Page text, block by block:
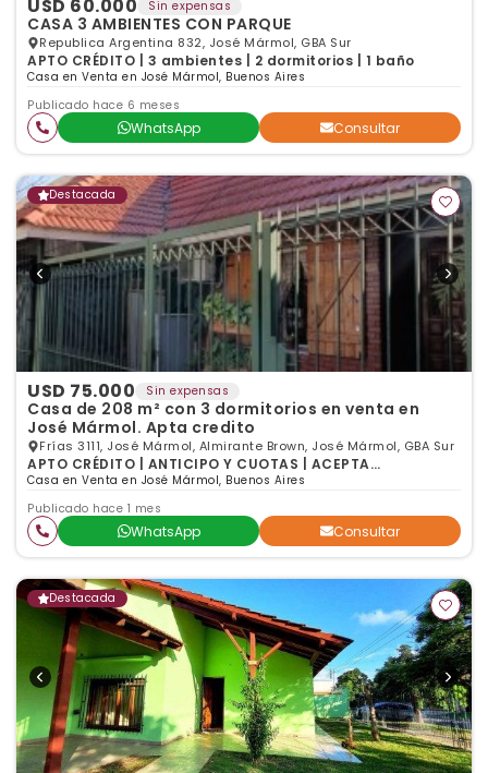
USD 60.000 Sin expensas
CASA 3 AMBIENTES CON PARQUE
Republica Argentina 832, José Mármol, GBA Sur
APTO CRÉDITO | 3 ambientes | 2 dormitorios | 1 baño
Casa en Venta en José Mármol, Buenos Aires
Publicado hace 6 meses
WhatsApp Consultar
Destacada
USD 75.000 Sin expensas
Casa de 208 m² con 3 dormitorios en venta en
José Mármol. Apta credito
Frías 3111, José Mármol, Almirante Brown, José Mármol, GBA Sur
APTO CRÉDITO | ANTICIPO Y CUOTAS | ACEPTA
PERMUTA | 4 ambientes | 3 dormitorios | 1 baño
Casa en Venta en José Mármol, Buenos Aires
Publicado hace 1 mes
WhatsApp Consultar
Destacada